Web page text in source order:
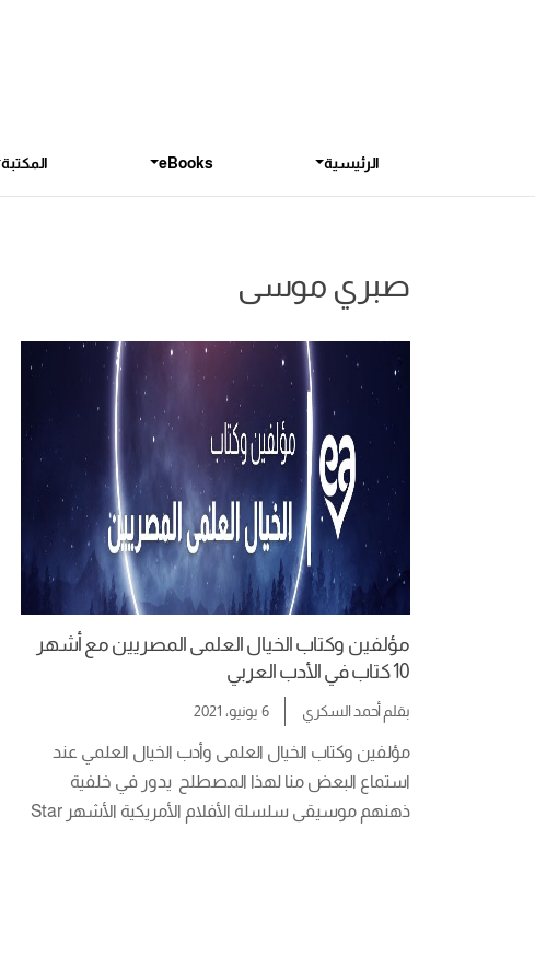
الرئيسية eBooks المكتبة
صبري موسى
مؤلفين وكتاب الخيال العلمى المصريين مع أشهر
10 كتاب في الأدب العربي
بقلم أحمد السكري 6 يونيو، 2021